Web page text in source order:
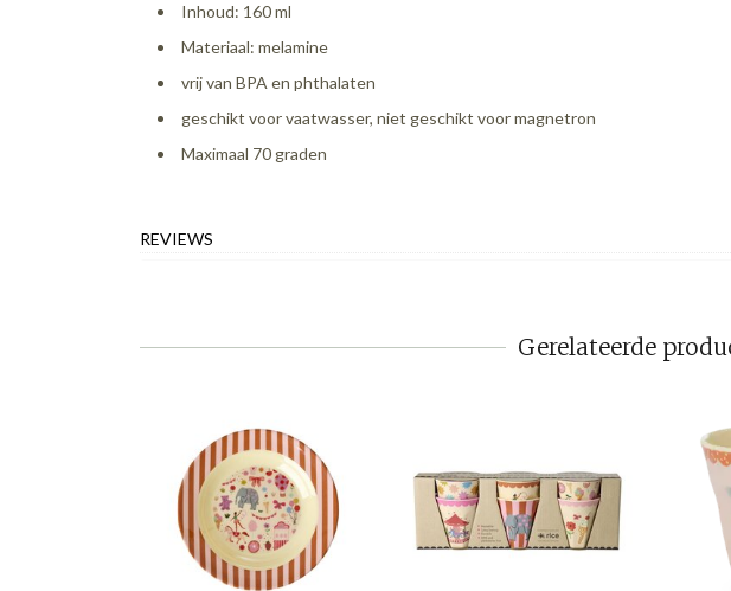
Inhoud: 160 ml
Materiaal: melamine
vrij van BPA en phthalaten
geschikt voor vaatwasser, niet geschikt voor magnetron
Maximaal 70 graden
REVIEWS
Gerelateerde